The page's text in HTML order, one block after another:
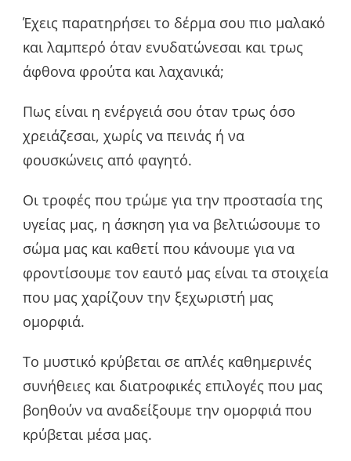
Έχεις παρατηρήσει το δέρμα σου πιο μαλακό
και λαμπερό όταν ενυδατώνεσαι και τρως
άφθονα φρούτα και λαχανικά;
Πως είναι η ενέργειά σου όταν τρως όσο
χρειάζεσαι, χωρίς να πεινάς ή να
φουσκώνεις από φαγητό.
Οι τροφές που τρώμε για την προστασία της
υγείας μας, η άσκηση για να βελτιώσουμε το
σώμα μας και καθετί που κάνουμε για να
φροντίσουμε τον εαυτό μας είναι τα στοιχεία
που μας χαρίζουν την ξεχωριστή μας
ομορφιά.
Το μυστικό κρύβεται σε απλές καθημερινές
συνήθειες και διατροφικές επιλογές που μας
βοηθούν να αναδείξουμε την ομορφιά που
κρύβεται μέσα μας.